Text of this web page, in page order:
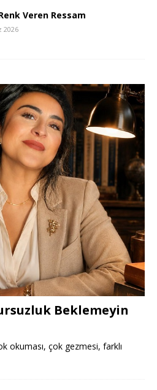
Veren Ressam
2026
Beklemeyin
okuması, çok gezmesi, farklı